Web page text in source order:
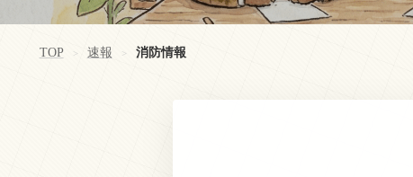
TOP > 速報 > 消防情報